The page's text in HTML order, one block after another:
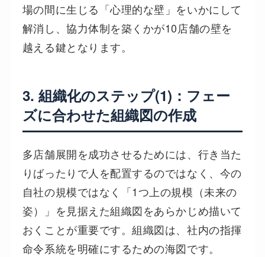
場の間に生じる「心理的な壁」をいかにして
解消し、協力体制を築くかが10店舗の壁を
越える鍵となります。
3. 組織化のステップ(1)：フェー
ズに合わせた組織図の作成
多店舗展開を成功させるためには、行き当た
りばったりで人を配置するのではなく、今の
自社の規模ではなく「1つ上の規模（未来の
姿）」を見据えた組織図をあらかじめ描いて
おくことが重要です。組織図は、社内の指揮
命令系統を明確にするための海図です。